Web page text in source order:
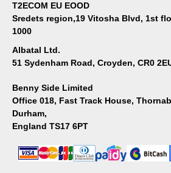
T2ECOM EU EOOD
Sredets region,19 Vitosha Blvd, 1st
1000
Albatal Ltd.
51 Sydenham Road, Croyden, CR0
Benny Side Limited
Office 018, Fast Track House,
Durham,
England TS17 6PT